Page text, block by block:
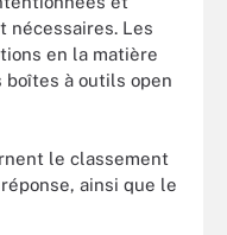
nécessaires. Les
en la matière
à outils open
le classement
ainsi que le